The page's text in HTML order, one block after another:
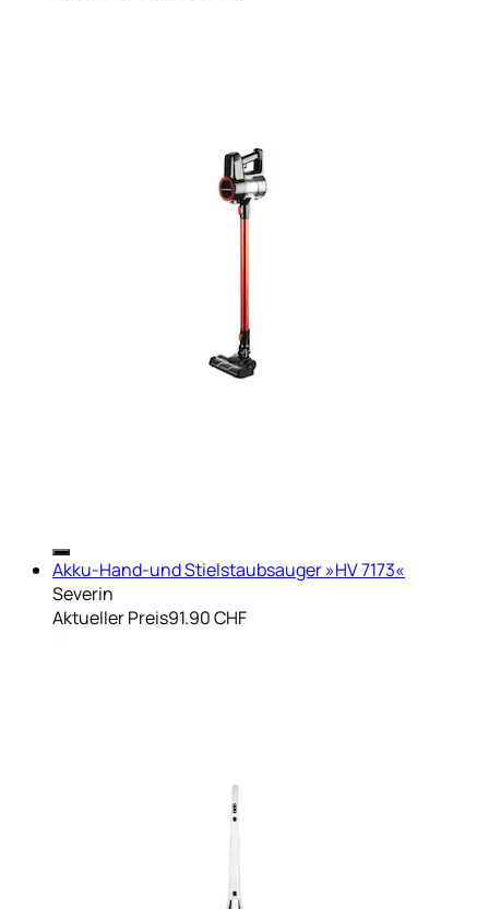
Akku-Hand-und Stielstaubsauger »HV 7173«
Severin
Aktueller Preis91.90 CHF